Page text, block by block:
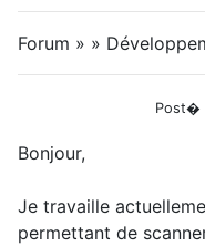
Forum » »
Post�
Bonjour,
Je travaille
permettant de